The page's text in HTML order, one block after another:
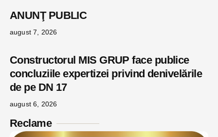
ANUNŢ PUBLIC
august 7, 2026
Constructorul MIS GRUP face publice
concluziile expertizei privind denivelările
de pe DN 17
august 6, 2026
Reclame